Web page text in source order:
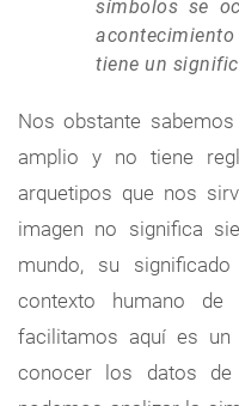
símbolos se
tiene un
Nos obstante
amplio y no tiene
arquetipos que nos
imagen no significa
mundo, su
contexto humano
facilitamos aquí es
conocer los datos